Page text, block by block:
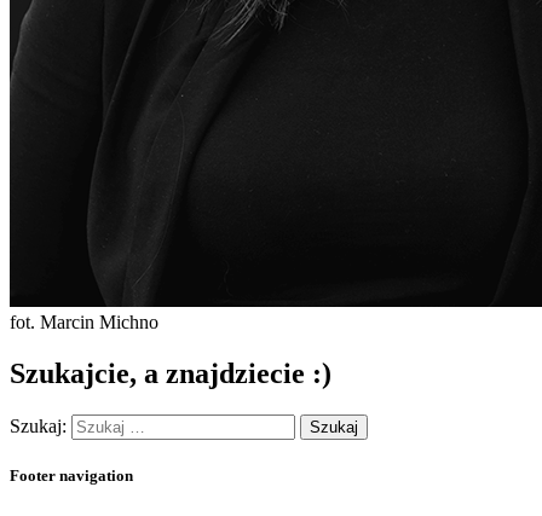
fot. Marcin Michno
Szukajcie, a znajdziecie :)
Szukaj:
Footer navigation